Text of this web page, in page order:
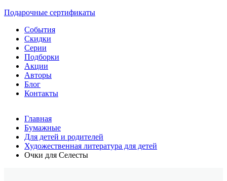
Подарочные сертификаты
События
Скидки
Серии
Подборки
Акции
Авторы
Блог
Контакты
Главная
Бумажные
Для детей и родителей
Художественная литература для детей
Очки для Селесты